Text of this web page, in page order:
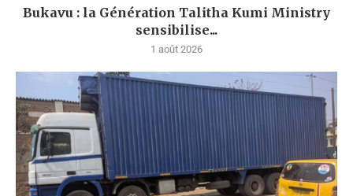
Bukavu : la Génération Talitha Kumi Ministry
sensibilise...
1 août 2026